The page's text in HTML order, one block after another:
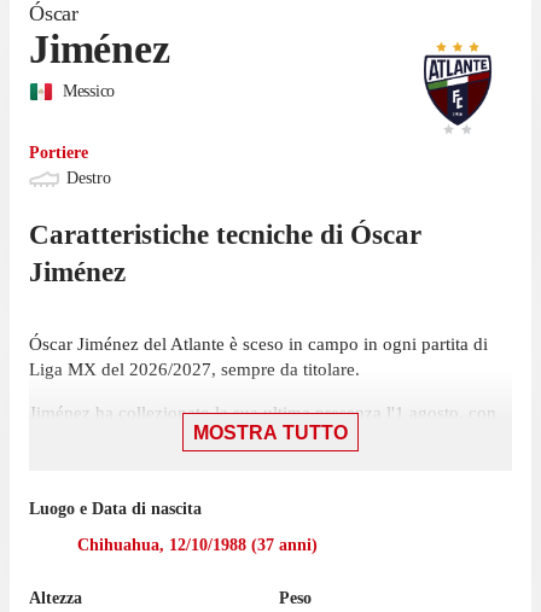
Óscar
Jiménez
Messico
Portiere
Destro
Caratteristiche tecniche di Óscar
Jiménez
Óscar Jiménez del Atlante è sceso in campo in ogni partita di
Liga MX del 2026/2027, sempre da titolare.
Jiménez ha collezionato la sua ultima presenza l'1 agosto, con
Atlante: una vittoria per 3-2 contro il Cruz Azul, in cui ha
Deportivo Toluca, il 15 agosto.
Jiménez ha giocato 3 partite di Liga MX nell'ultima stagione
MOSTRA TUTTO
Luogo e Data di nascita
Chihuahua, 12/10/1988 (37 anni)
Altezza
Peso